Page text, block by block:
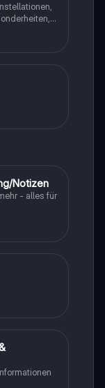
Notizen
- alles für